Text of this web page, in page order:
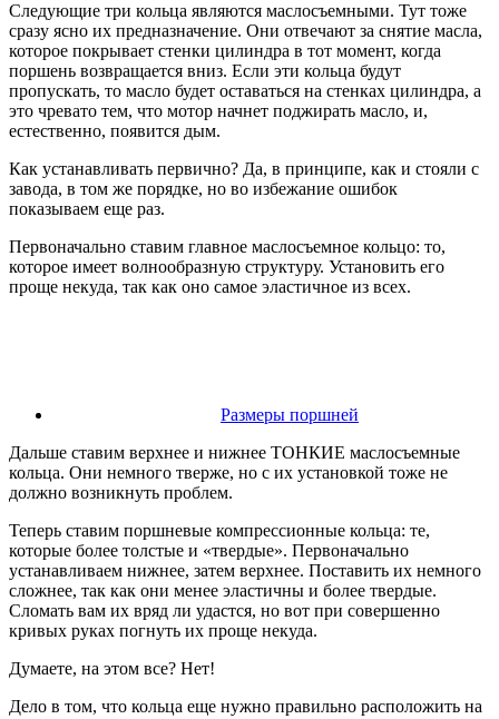
Следующие три кольца являются маслосъемными. Тут тоже
сразу ясно их предназначение. Они отвечают за снятие масла,
которое покрывает стенки цилиндра в тот момент, когда
поршень возвращается вниз. Если эти кольца будут
пропускать, то масло будет оставаться на стенках цилиндра, а
это чревато тем, что мотор начнет поджирать масло, и,
естественно, появится дым.
Как устанавливать первично? Да, в принципе, как и стояли с
завода, в том же порядке, но во избежание ошибок
показываем еще раз.
Первоначально ставим главное маслосъемное кольцо: то,
которое имеет волнообразную структуру. Установить его
проще некуда, так как оно самое эластичное из всех.
Размеры поршней
Дальше ставим верхнее и нижнее ТОНКИЕ маслосъемные
кольца. Они немного тверже, но с их установкой тоже не
должно возникнуть проблем.
Теперь ставим поршневые компрессионные кольца: те,
которые более толстые и «твердые». Первоначально
устанавливаем нижнее, затем верхнее. Поставить их немного
сложнее, так как они менее эластичны и более твердые.
Сломать вам их вряд ли удастся, но вот при совершенно
кривых руках погнуть их проще некуда.
Думаете, на этом все? Нет!
Дело в том, что кольца еще нужно правильно расположить на